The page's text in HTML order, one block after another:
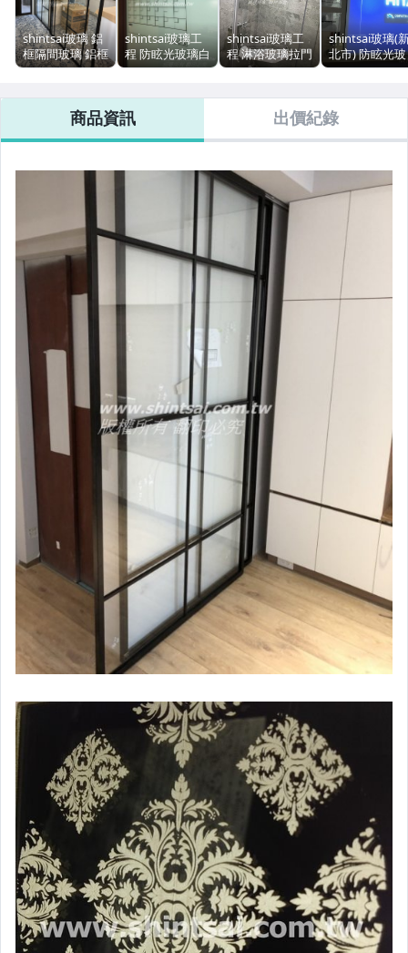
shintsai玻璃 鋁
框隔間玻璃 鋁框
玻璃門 隔間玻璃
玻璃 屏風 書房
拉門 活動拉門
shintsai玻璃工
程 防眩光玻璃白
板 磁性玻璃白板
格式+圖案都可
以依照個人喜好
訂做.
shintsai玻璃工
程 淋浴玻璃拉門
淋浴間乾濕分離
玻璃門安裝 限地
shintsai玻璃(
北市) 防眩光玻
璃 磁性玻璃 投
訂做 美觀耐用
商業空間 玻璃
工
商品資訊 出價紀錄